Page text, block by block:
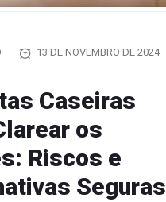
13 DE NOVEMBRO DE 2024
Caseiras
os
Riscos e
Seguras